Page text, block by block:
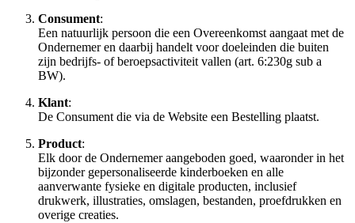
Consument:
Een natuurlijk persoon die een Overeenkomst aangaat met de
Ondernemer en daarbij handelt voor doeleinden die buiten
zijn bedrijfs- of beroepsactiviteit vallen (art. 6:230g sub a
BW).
Klant:
De Consument die via de Website een Bestelling plaatst.
Product:
Elk door de Ondernemer aangeboden goed, waaronder in het
bijzonder gepersonaliseerde kinderboeken en alle
aanverwante fysieke en digitale producten, inclusief
drukwerk, illustraties, omslagen, bestanden, proefdrukken en
overige creaties.